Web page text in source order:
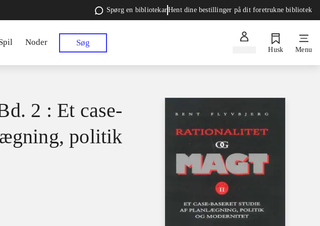
Spørg en bibliotekarHent dine bestillinger på dit foretrukne bibliotek
Noder Søg
Husk Menu
2 : Et case-
politik